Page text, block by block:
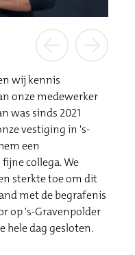
wij kennis
onze medewerker
was sinds 2021
vestiging in 's-
een
collega. We
sterkte toe om dit
met de begrafenis
op 's-Gravenpolder
hele dag gesloten.